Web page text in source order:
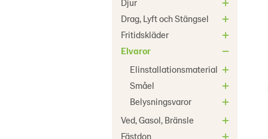
Djur
Drag, Lyft och Stängsel
Fritidskläder
Elvaror
Elinstallationsmaterial
Småel
Belysningsvaror
Ved, Gasol, Bränsle
Fästdon